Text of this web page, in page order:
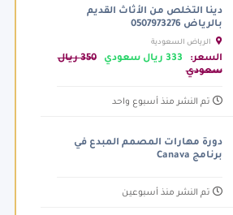
دينا التخلص من الأثاث القديم
بالرياض 0507973276
السعر: 333 ريال سعودي
350 ريال
سعودي
تم النشر منذ أسبوع واحد
دورة مهارات المصمم المبدع في
برنامج Canava
تم النشر منذ أسبوعين